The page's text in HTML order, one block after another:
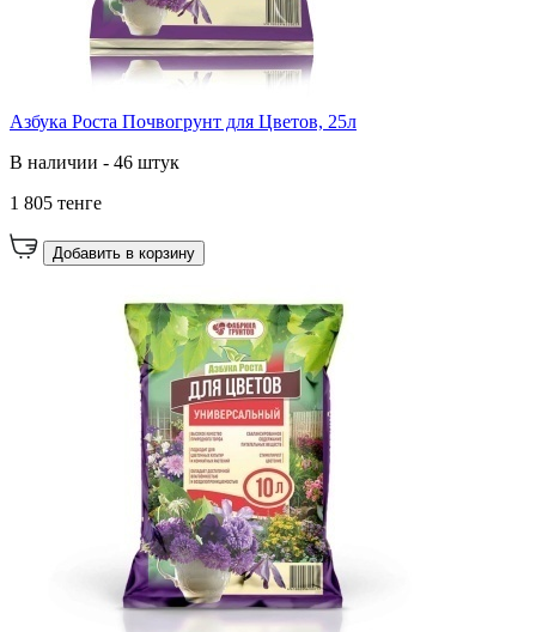
Азбука Роста Почвогрунт для Цветов, 25л
В наличии - 46 штук
1 805 тенге
Добавить в корзину